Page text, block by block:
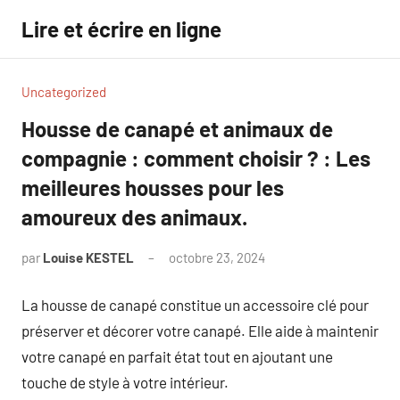
contenu
Lire et écrire en ligne
Uncategorized
Housse de canapé et animaux de
compagnie : comment choisir ? : Les
meilleures housses pour les
amoureux des animaux.
par Louise KESTEL octobre 23, 2024
La housse de canapé constitue un accessoire clé pour
préserver et décorer votre canapé. Elle aide à maintenir
votre canapé en parfait état tout en ajoutant une
touche de style à votre intérieur.